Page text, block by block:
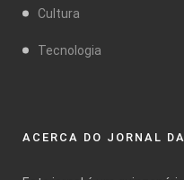
Cultura
Tecnologia
ACERCA DO JORNAL